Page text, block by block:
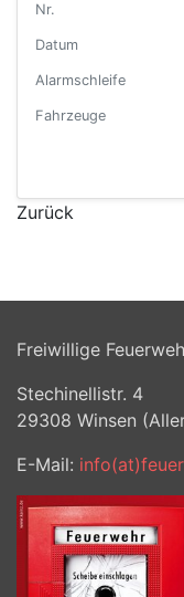
Nr.
Datum
Alarmschleife
Fahrzeuge
Zurück
Freiwillige
Stechinellistr. 4
29308 Winsen
E-Mail: